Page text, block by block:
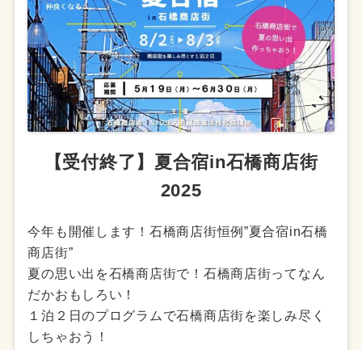
【受付終了】夏合宿in石橋商店街
2025
今年も開催します！石橋商店街恒例”夏合宿in石橋
商店街”
夏の思い出を石橋商店街で！石橋商店街ってなん
だかおもしろい！
１泊２日のプログラムで石橋商店街を楽しみ尽く
しちゃおう！